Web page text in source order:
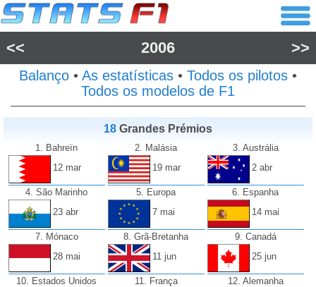
<< 2006 >>
Balanço • As estatísticas • Todos os pilotos •
Todos os modelos de F1
18 Grandes Prémios
1. Bahreïn
12 mar
2. Malásia
19 mar
3. Austrália
2 abr
4. São Marinho
23 abr
5. Europa
7 mai
6. Espanha
14 mai
7. Mónaco
28 mai
8. Grã-Bretanha
11 jun
9. Canadá
25 jun
10. Estados Unidos
11. França
12. Alemanha